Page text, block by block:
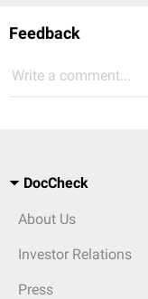
Feedback
Write a comment...
DocCheck
About Us
Investor Relations
Press